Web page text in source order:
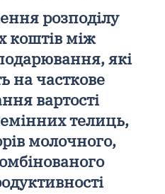
розподілу
коштів між
які
на часткове
вартості
телиць,
молочного,